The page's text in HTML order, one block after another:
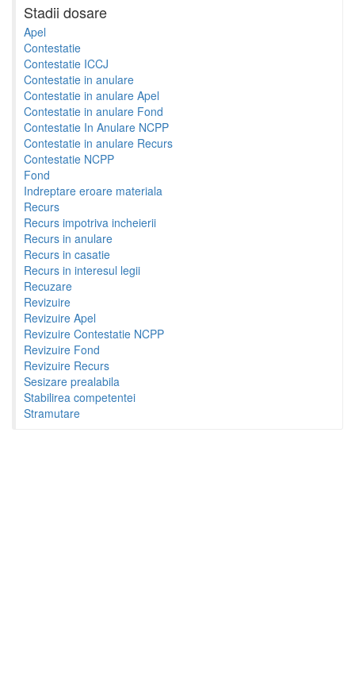
Stadii dosare
Apel
Contestatie
Contestatie ICCJ
Contestatie in anulare
Contestatie in anulare Apel
Contestatie in anulare Fond
Contestatie In Anulare NCPP
Contestatie in anulare Recurs
Contestatie NCPP
Fond
Indreptare eroare materiala
Recurs
Recurs impotriva incheierii
Recurs in anulare
Recurs in casatie
Recurs in interesul legii
Recuzare
Revizuire
Revizuire Apel
Revizuire Contestatie NCPP
Revizuire Fond
Revizuire Recurs
Sesizare prealabila
Stabilirea competentei
Stramutare